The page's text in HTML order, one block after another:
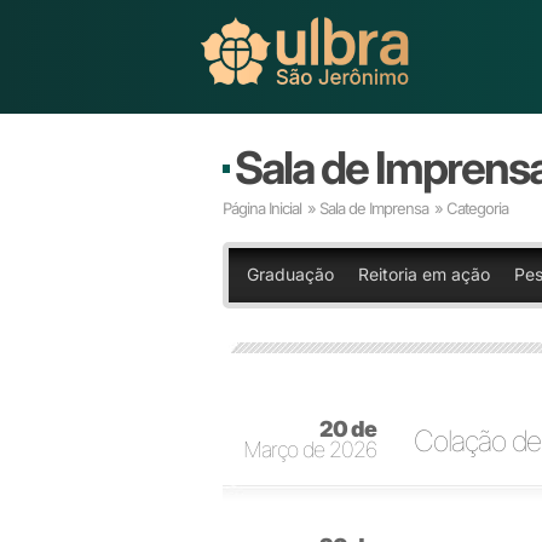
Sala de
Página Inicial » Sala de Imprensa » Categoria
Graduação Reitoria em ação
20 de
Março de 2026
Colação